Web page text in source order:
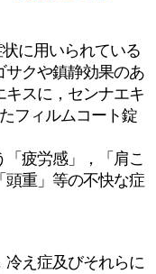
に用いられている
サクや鎮静効果のあ
キスに，センナエキ
フィルムコート錠
「疲労感」，「肩こ
頭重」等の不快な症
冷え症及びそれらに